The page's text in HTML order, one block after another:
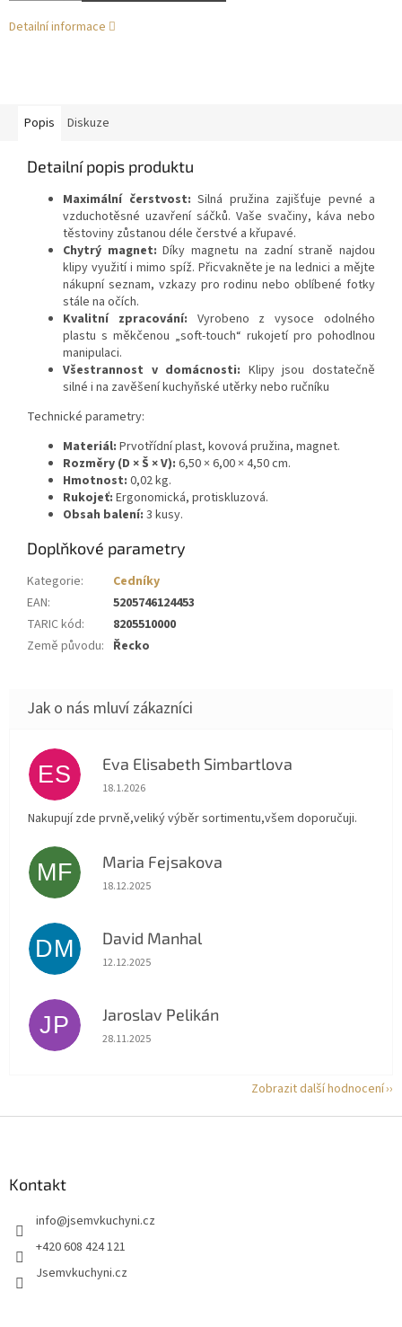
Detailní informace
Popis Diskuze
Detailní popis produktu
Maximální čerstvost: Silná pružina zajišťuje pevné a
vzduchotěsné uzavření sáčků. Vaše svačiny, káva nebo
těstoviny zůstanou déle čerstvé a křupavé.
Chytrý magnet: Díky magnetu na zadní straně najdou
klipy využití i mimo spíž. Přicvakněte je na lednici a mějte
nákupní seznam, vzkazy pro rodinu nebo oblíbené fotky
stále na očích.
Kvalitní zpracování: Vyrobeno z vysoce odolného
plastu s měkčenou „soft-touch“ rukojetí pro pohodlnou
manipulaci.
Všestrannost v domácnosti: Klipy jsou dostatečně
silné i na zavěšení kuchyňské utěrky nebo ručníku
Technické parametry:
Materiál: Prvotřídní plast, kovová pružina, magnet.
Rozměry (D × Š × V): 6,50 × 6,00 × 4,50 cm.
Hmotnost: 0,02 kg.
Rukojeť: Ergonomická, protiskluzová.
Obsah balení: 3 kusy.
Doplňkové parametry
Kategorie:
Cedníky
EAN:
5205746124453
TARIC kód:
8205510000
Země původu: Řecko
ES Eva Elisabeth Simbartlova
Hodnocení obchodu je 5 z 5 hvězdiček.
18.1.2026
Nakupují zde prvně,veliký výběr sortimentu,všem doporučuji.
MF Maria Fejsakova
Hodnocení obchodu je 5 z 5 hvězdiček.
18.12.2025
DM David Manhal
Hodnocení obchodu je 5 z 5 hvězdiček.
12.12.2025
JP Jaroslav Pelikán
Hodnocení obchodu je 5 z 5 hvězdiček.
28.11.2025
Zobrazit další hodnocení
Kontakt
info@jsemvkuchyni.cz
+420 608 424 121
Jsemvkuchyni.cz